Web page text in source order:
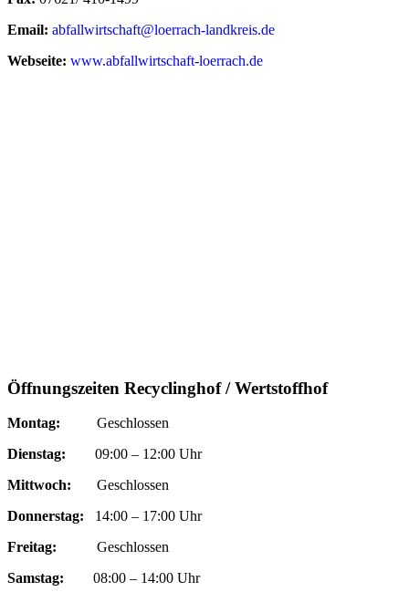
Email: abfallwirtschaft@loerrach-landkreis.de
Webseite: www.abfallwirtschaft-loerrach.de
Öffnungszeiten Recyclinghof / Wertstoffhof
Montag: Geschlossen
Dienstag: 09:00 – 12:00 Uhr
Mittwoch: Geschlossen
Donnerstag: 14:00 – 17:00 Uhr
Freitag: Geschlossen
Samstag:
08:00 – 14:00 Uhr